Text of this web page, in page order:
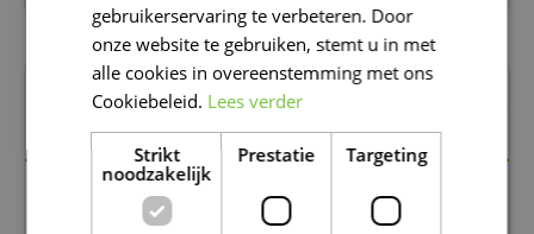
Omschrijving
Specificaties
Splash Waterballon XL – Herbruikbaar en
Zelfsluitend
gebruikerservaring te verbeteren. Door
onze website te gebruiken, stemt u in met
alle cookies in overeenstemming met ons
Cookiebeleid. Lees verder
Strikt
noodzakelijk
Prestatie Targeting